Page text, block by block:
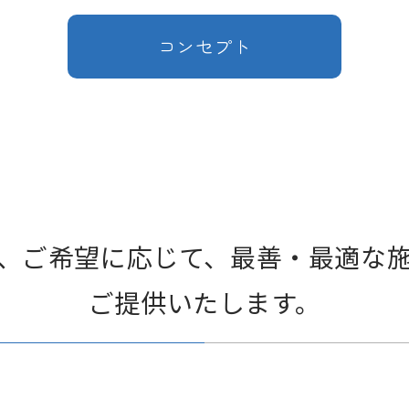
コンセプト
ご希望に応じて、 最善・最適な
ご提供いたします。